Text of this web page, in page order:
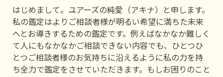
はじめまして。ユアーズの純愛（アキナ）と申します。
私の鑑定はよりご相談者様が明るい希望に満ちた未来
へとお導きするための鑑定です。例えばなかなか難しく
て人にもなかなかご相談できない内容でも、ひとつひ
とつご相談者様のお気持ちに沿えるように私の力を持
ち全力で鑑定をさせていただきます。もしお困りのこと